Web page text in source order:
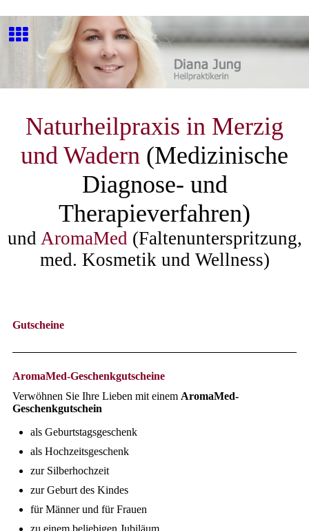
Naturheilpraxis in Merzig
und Wadern (Medizinische
Diagnose- und
Therapieverfahren)
und AromaMed (Faltenunterspritzung,
med. Kosmetik und Wellness)
Gutscheine
AromaMed-Geschenkgutscheine
Verwöhnen Sie Ihre Lieben mit einem AromaMed-
Geschenkgutschein
als Geburtstagsgeschenk
als Hochzeitsgeschenk
zur Silberhochzeit
zur Geburt des Kindes
für Männer und für Frauen
zu einem beliebigen Jubiläum